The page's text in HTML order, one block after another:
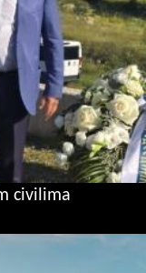
civilima